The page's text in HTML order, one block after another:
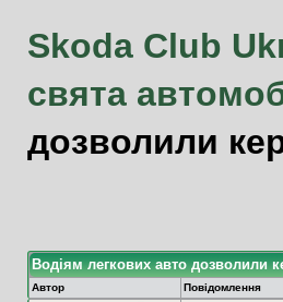
Skoda Club
свята
дозволили
Водіям легкових авто дозволили
Автор Повідомлення